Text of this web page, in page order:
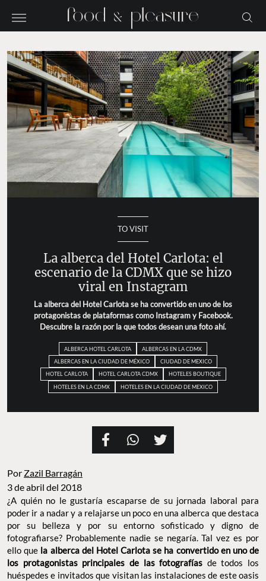
TO VISIT
La alberca del Hotel Carlota: el
escenario de la CDMX que se hizo
viral en Instagram
La alberca del Hotel Carlota se ha convertido en uno de los
protagonistas de plataformas como Instagram y Facebook.
Descubre la razón por la que todos desean una foto ahí.
ALBERCA HOTEL CARLOTA
ALBERCAS EN LA CDMX
ALBERCAS EN LA CIUDAD DE MÉXICO
CIUDAD DE MEXICO
HOTEL CARLOTA
HOTEL CARLOTA CDMX
HOTELES BOUTIQUE
HOTELES EN LA CDMX
HOTELES EN LA CIUDAD DE MEXICO
Por Zazil Barragán
3 de abril del 2018
¿A quién no le gustaría escaparse de su jornada laboral para
poder ir a nadar y a relajarse un poco en una alberca que destaca
por su belleza y por su entorno sofisticado y digno de
fotografiarse? Probablemente nadie se negaría. Tal vez es por
ello que la alberca del Hotel Carlota se ha convertido en uno de
los protagonistas principales de las fotografías de todos los
huéspedes e invitados que visitan las instalaciones de este oasis